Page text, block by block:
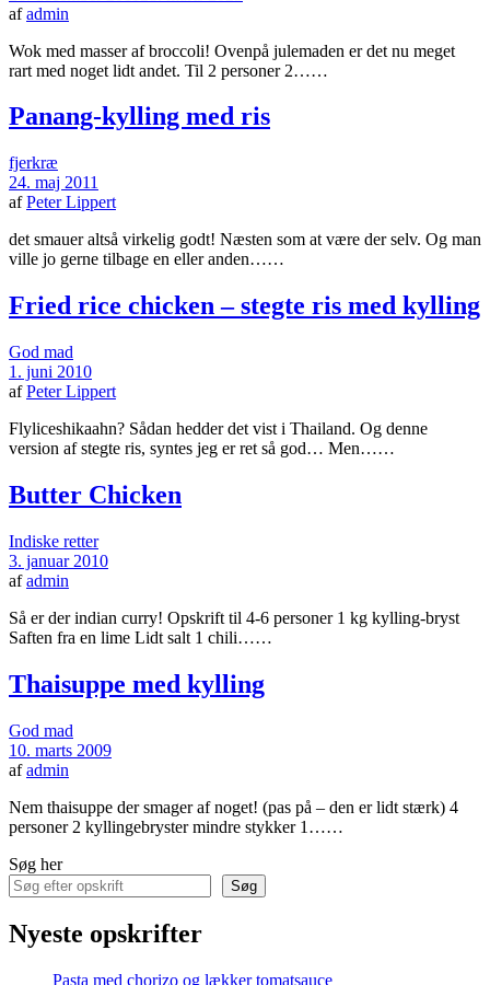
afadmin
Wok med masser af broccoli! Ovenpå julemaden er det nu meget
rart med noget lidt andet. Til 2 personer 2……
Panang-kylling med ris
fjerkræ
24. maj 2011
afPeter Lippert
det smauer altså virkelig godt! Næsten som at være der selv. Og man
ville jo gerne tilbage en eller anden……
Fried rice chicken – stegte ris med kylling
God mad
1. juni 2010
afPeter Lippert
Flyliceshikaahn? Sådan hedder det vist i Thailand. Og denne
version af stegte ris, syntes jeg er ret så god… Men……
Butter Chicken
Indiske retter
3. januar 2010
afadmin
Så er der indian curry! Opskrift til 4-6 personer 1 kg kylling-bryst
Saften fra en lime Lidt salt 1 chili……
Thaisuppe med kylling
God mad
10. marts 2009
afadmin
Nem thaisuppe der smager af noget! (pas på – den er lidt stærk) 4
personer 2 kyllingebryster mindre stykker 1……
Søg her
Søg
Nyeste opskrifter
Pasta med chorizo og lækker tomatsauce